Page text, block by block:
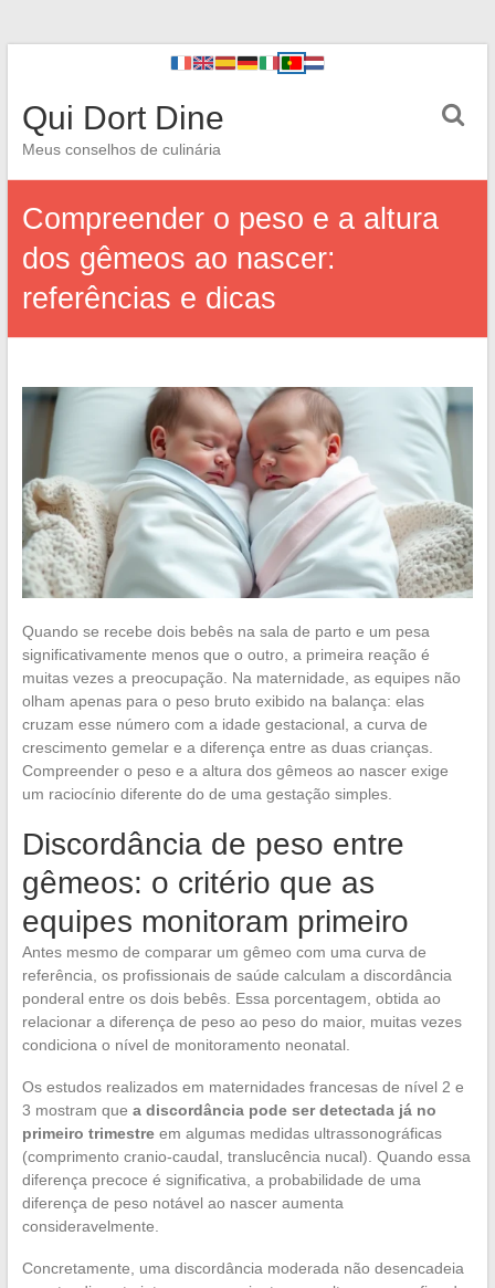
Qui Dort Dine
Meus conselhos de culinária
Compreender o peso e a altura
dos gêmeos ao nascer:
referências e dicas
Quando se recebe dois bebês na sala de parto e um pesa
significativamente menos que o outro, a primeira reação é
muitas vezes a preocupação. Na maternidade, as equipes não
olham apenas para o peso bruto exibido na balança: elas
cruzam esse número com a idade gestacional, a curva de
crescimento gemelar e a diferença entre as duas crianças.
Compreender o peso e a altura dos gêmeos ao nascer exige
um raciocínio diferente do de uma gestação simples.
Discordância de peso entre
gêmeos: o critério que as
equipes monitoram primeiro
Antes mesmo de comparar um gêmeo com uma curva de
referência, os profissionais de saúde calculam a discordância
ponderal entre os dois bebês. Essa porcentagem, obtida ao
relacionar a diferença de peso ao peso do maior, muitas vezes
condiciona o nível de monitoramento neonatal.
Os estudos realizados em maternidades francesas de nível 2 e
3 mostram que a discordância pode ser detectada já no
primeiro trimestreem algumas medidas ultrassonográficas
(comprimento cranio-caudal, translucência nucal). Quando essa
diferença precoce é significativa, a probabilidade de uma
diferença de peso notável ao nascer aumenta
consideravelmente.
Concretamente, uma discordância moderada não desencadeia